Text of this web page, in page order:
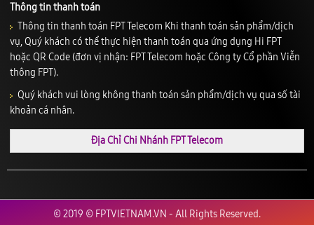
Thông tin thanh toán
Thông tin thanh toán FPT Telecom Khi thanh toán sản phẩm/dịch
vụ, Quý khách có thể thực hiện thanh toán qua ứng dụng Hi FPT
hoặc QR Code (đơn vị nhận: FPT Telecom hoặc Công ty Cổ phần Viễn
thông FPT).
Quý khách vui lòng không thanh toán sản phẩm/dịch vụ qua số tài
khoản cá nhân.
Địa Chỉ Chi Nhánh FPT Telecom
© 2019 © FPTVIETNAM.VN - All Rights Reserved.